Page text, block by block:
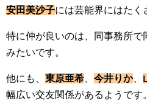
安田美沙子には芸能界にはたく
特に仲が良いのは、同事務所で
みたいです。
他にも、 東原亜希 今井りか、
幅広い交友関係があるようです。